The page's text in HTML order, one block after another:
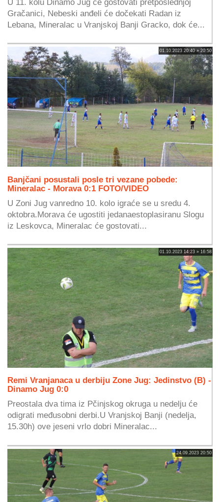
U 11. kolu Dinamo Jug će gostovati pretposlednjoj
Gračanici, Nebeski anđeli će dočekati Radan iz
Lebana, Mineralac u Vranjskoj Banji Gracko, dok će...
01.10.2023 20:40 » 20:50
Banjčani posustali posle tri vezane pobede:
Mineralac - Morava 0:1 FOTO/VIDEO
U Zoni Jug vanredno 10. kolo igraće se u sredu 4.
oktobra.Morava će ugostiti jedanaestoplasiranu Slogu
iz Leskovca, Mineralac će gostovati...
01.10.2023 14:23 » 16:58
Remi Vranjanaca u derbiju Zone Jug: Jedinstvo (B) -
Dinamo Jug 0:0
Preostala dva tima iz Pčinjskog okruga u nedelju će
odigrati međusobni derbi.U Vranjskoj Banji (nedelja,
15.30h) ove jeseni vrlo dobri Mineralac...
24.09.2023 20:50